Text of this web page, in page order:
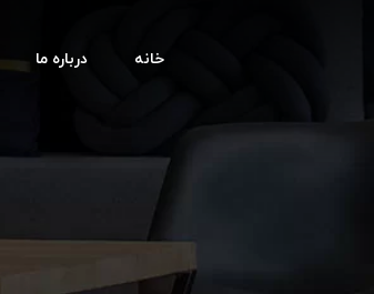
خانه درباره ما